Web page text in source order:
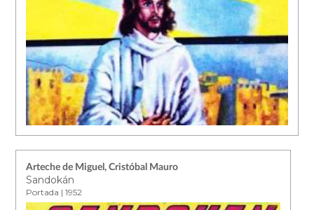
Arteche de Miguel, Cristóbal Mauro
Sandokán
Portada | 1952